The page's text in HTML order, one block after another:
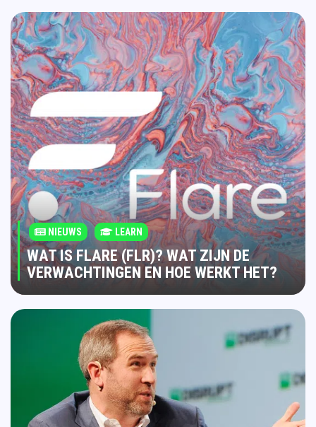
NIEUWS LEARN
WAT IS FLARE (FLR)? WAT ZIJN DE
VERWACHTINGEN EN HOE WERKT HET?